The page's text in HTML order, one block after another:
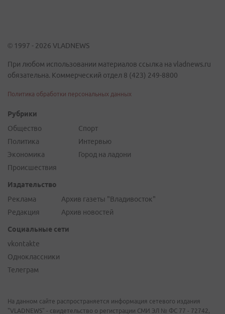
© 1997 - 2026 VLADNEWS
При любом использовании материалов ссылка на vladnews.ru
обязательна. Коммерческий отдел 8 (423) 249-8800
Политика обработки персональных данных
Рубрики
Общество
Политика
Экономика
Происшествия
Спорт
Интервью
Город на ладони
Издательство
Реклама
Редакция
Архив газеты "Владивосток"
Архив новостей
Социальные сети
vkontakte
Одноклассники
Телеграм
На данном сайте распространяется информация сетевого издания
"VLADNEWS" - свидетельство о регистрации СМИ ЭЛ № ФС 77 - 72742,